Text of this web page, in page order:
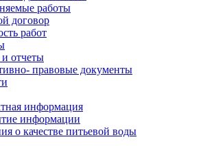
работы
договор
работ
отчеты
правовые документы
информация
информации
о качестве питьевой воды